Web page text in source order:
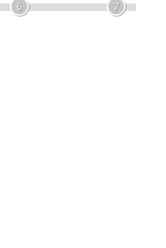
6 7